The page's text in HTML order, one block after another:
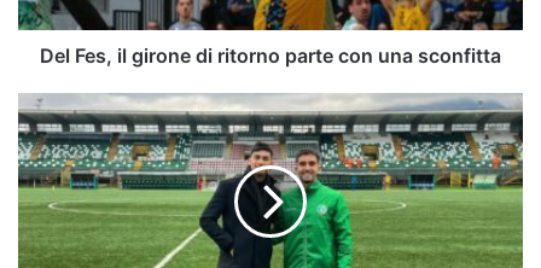
una
sconfitta
Del Fes, il girone di ritorno parte con una sconfitta
Sperandio
(ag.
Llano):
«Tecnica
e
capacità
fisiche: